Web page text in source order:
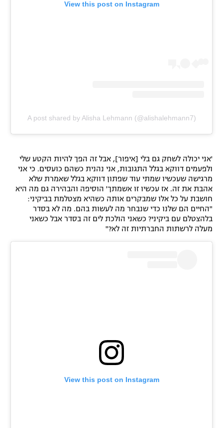
View this post on Instagram
A post shared by Alisha Lehmann (@alishalehmann7)
'אני יכולה לשחק גם בלי [איפור], אבל זה הפך להיות הקטע שלי
ולפעמים דווקא בגלל התגובות, אני נהנית כשהם כועסים. כי אני
מרגישה שעכשיו שמתי עוד שפתון דווקא בגלל שאמרת שלא
אהבת את זה. אז עכשיו זו אשמתך' הוסיפה והבהירה גם מה היא
חושבת על כל אלו שמבקרים אותה כשהיא מצטלמת בביקיני:
"החיים הם שלנו כדי שנבחר מה לעשות בהם. מה לא בסדר
בלהצטלם עם ביקיני? כשאני הולכת לים זה בסדר אבל כשאני
מעלה לרשתות החברתיות זה לא?"
View this post on Instagram